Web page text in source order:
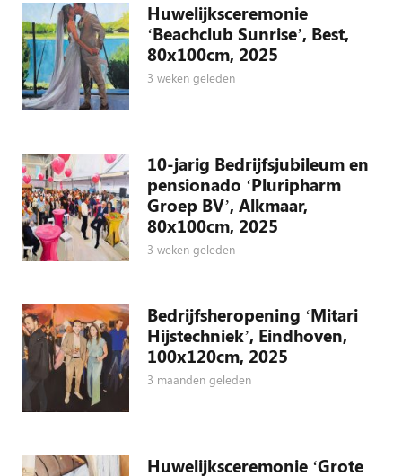
Huwelijksceremonie
‘Beachclub Sunrise’, Best,
80x100cm, 2025
3 weken geleden
10-jarig Bedrijfsjubileum en
pensionado ‘Pluripharm
Groep BV’, Alkmaar,
80x100cm, 2025
3 weken geleden
Bedrijfsheropening ‘Mitari
Hijstechniek’, Eindhoven,
100x120cm, 2025
3 maanden geleden
Huwelijksceremonie ‘Grote